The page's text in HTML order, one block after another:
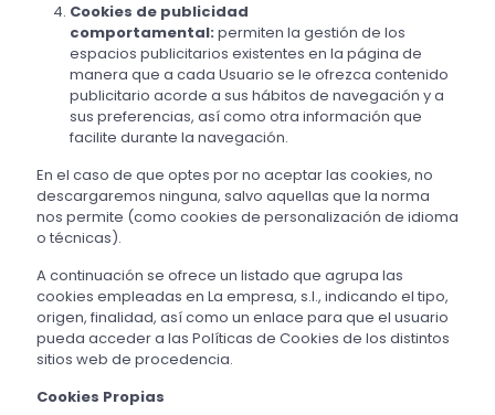
Cookies de publicidad
comportamental: permiten la gestión de los
espacios publicitarios existentes en la página de
manera que a cada Usuario se le ofrezca contenido
publicitario acorde a sus hábitos de navegación y a
sus preferencias, así como otra información que
facilite durante la navegación.
En el caso de que optes por no aceptar las cookies, no
descargaremos ninguna, salvo aquellas que la norma
nos permite (como cookies de personalización de idioma
o técnicas).
A continuación se ofrece un listado que agrupa las
cookies empleadas en La empresa, s.l., indicando el tipo,
origen, finalidad, así como un enlace para que el usuario
pueda acceder a las Políticas de Cookies de los distintos
sitios web de procedencia.
Cookies Propias